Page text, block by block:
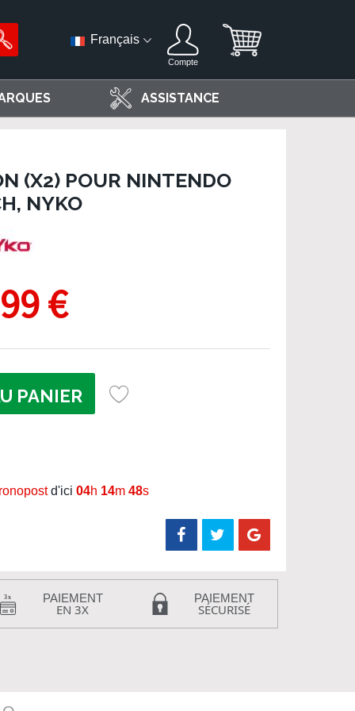
Français
Compte
ASSISTANCE
(X2) POUR NINTENDO
NYKO
€
PANIER
d'ici 04h 14m 48s
PAIEMENT
EN 3X
PAIEMENT
SÉCURISÉ